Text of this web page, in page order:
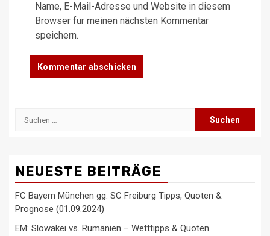
Name, E-Mail-Adresse und Website in diesem
Browser für meinen nächsten Kommentar
speichern.
NEUESTE BEITRÄGE
FC Bayern München gg. SC Freiburg Tipps, Quoten &
Prognose (01.09.2024)
EM: Slowakei vs. Rumänien – Wetttipps & Quoten